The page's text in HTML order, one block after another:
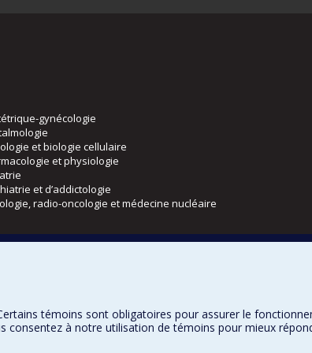
gynécologie
et biologie cellulaire
et physiologie
et d’addictologie
radio-oncologie et médecine nucléaire
témoins sont obligatoires pour assurer le
consentez à notre utilisation de témoins pour mieux